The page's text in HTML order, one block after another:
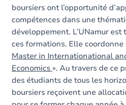
boursiers ont l’opportunité
compétences dans une
développement. L’UNamur
ces formations. Elle coordonne
Master in Internationational
Economics ». Au travers de ce
des étudiants de tous les
boursiers reçoivent une